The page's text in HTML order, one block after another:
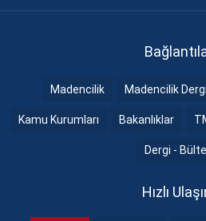
Madencilik Madencilik
Kamu Kurumları Bakanlıklar
Dergi -
Hızlı